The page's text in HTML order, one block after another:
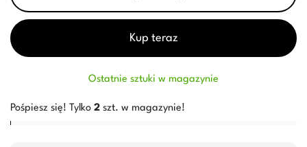
Kup teraz
Ostatnie sztuki w magazynie
Pośpiesz się! Tylko 2 szt. w magazynie!